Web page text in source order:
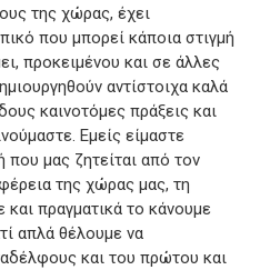
της χώρας, έχει
που μπορεί κάποια στιγμή
προκειμένου και σε άλλες
αντίστοιχα καλά
καινοτόμες πράξεις και
Εμείς είμαστε
μας ζητείται από τον
της χώρας μας, τη
πραγματικά το κάνουμε
απλά θέλουμε να
και του πρώτου και